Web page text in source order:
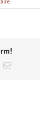
Email